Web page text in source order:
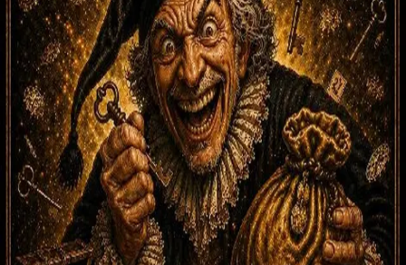
"Der Geizige" ist eine berühmte Komödie von Molière, die sich auf
Habgier und zwischenmenschliche Beziehungen konzentriert. Sie ist
eine der bekanntesten Komödien des französischen Dramatikers
Molière und wurde 1668 geschrieben. Die Hauptfigur ist Harpagon,
der besessen von Geld und Geiz ist, was seine Beziehungen zu Familie
und Umfeld verzerrt. Das Stück behandelt Themen wie Liebe,
Habgier und menschliche Schwächen und gilt als zeitloser Klassiker,
der weltweit aufgeführt wird. Jetzt bringt der Theaterverein Tyjátr
aus Horažďovice dieses Stück nach Chudenice. „Der Geizige“ ist eine
der gelungensten Komödien aller Zeiten. Es ist nämlich eine Komödie
im wahren Sinne des Wortes – ein eindringlicher Blick in die Tiefen
der menschlichen Seele und ihrer lächerlichen Seiten. Wenn wir über
den Geizigen lachen, lachen wir gleichzeitig auch über uns selbst –
und das ist gut so. Es ist ein heilendes Lachen… Theateraufführung